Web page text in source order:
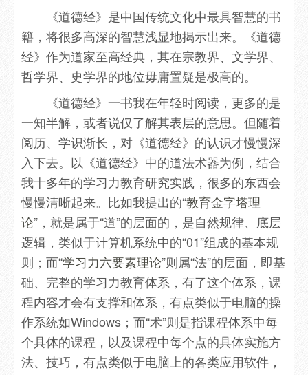
《道德经》是中国传统文化中最具智慧的书
籍，将很多高深的智慧浅显地揭示出来。《道德
经》作为道家至高经典，其在宗教界、文学界、
哲学界、史学界的地位毋庸置疑是极高的。
《道德经》一书我在年轻时阅读，更多的是
一知半解，或者说仅了解其表层的意思。但随着
阅历、学识渐长，对《道德经》的认识才慢慢深
入下去。以《道德经》中的道法术器为例，结合
我十多年的学习力教育研究实践，很多的东西会
慢慢清晰起来。比如我提出的“教育金字塔理
论”，就是属于“道”的层面的，是自然规律、底层
逻辑，类似于计算机系统中的“01”组成的基本规
则；而“学习力六要素理论”则属“法”的层面，即基
础、完整的学习力教育体系，有了这个体系，课
程内容才会有支撑和体系，有点类似于电脑的操
作系统如Windows；而“术”则是指课程体系中每
个具体的课程，以及课程中每个点的具体实施方
法、技巧，有点类似于电脑上的各类应用软件，